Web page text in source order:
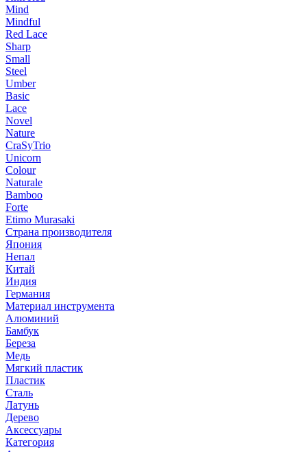
Mind
Mindful
Red Lace
Sharp
Small
Steel
Umber
Basic
Lace
Novel
Nature
CraSyTrio
Unicorn
Colour
Naturale
Bamboo
Forte
Etimo Murasaki
Страна производителя
Япония
Непал
Китай
Индия
Германия
Материал инструмента
Алюминий
Бамбук
Береза
Медь
Мягкий пластик
Пластик
Сталь
Латунь
Дерево
Аксессуары
Категория